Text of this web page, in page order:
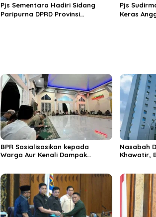
Pjs Sementara Hadiri Sidang
Paripurna DPRD Provinsi
Pjs
Keras
BPR Sosialisasikan kepada
Warga Aur Kenali Dampak
Nasabah
Khawatir,